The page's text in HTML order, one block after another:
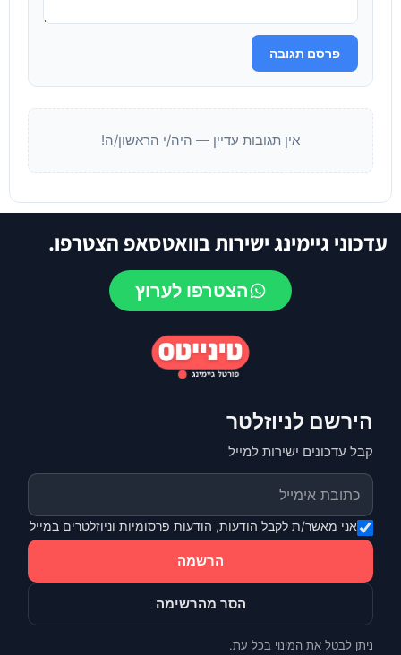
פרסם תגובה
אין תגובות עדיין — היה/י הראשון/ה!
עדכוני גיימינג ישירות בוואטסאפ הצטרפו.
הצטרפו לערוץ
הירשם לניוזלטר
קבל עדכונים ישירות למייל
אני מאשר/ת לקבל הודעות, הודעות פרסומיות וניוזלטרים במייל
הרשמה
הסר מהרשימה
ניתן לבטל את המינוי בכל עת.